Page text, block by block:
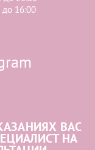
до 16:00
ВАС
НА